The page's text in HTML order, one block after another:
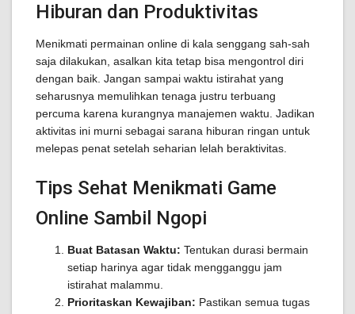
Hiburan dan Produktivitas
Menikmati permainan online di kala senggang sah-sah
saja dilakukan, asalkan kita tetap bisa mengontrol diri
dengan baik. Jangan sampai waktu istirahat yang
seharusnya memulihkan tenaga justru terbuang
percuma karena kurangnya manajemen waktu. Jadikan
aktivitas ini murni sebagai sarana hiburan ringan untuk
melepas penat setelah seharian lelah beraktivitas.
Tips Sehat Menikmati Game
Online Sambil Ngopi
Buat Batasan Waktu: Tentukan durasi bermain
setiap harinya agar tidak mengganggu jam
istirahat malammu.
Prioritaskan Kewajiban: Pastikan semua tugas